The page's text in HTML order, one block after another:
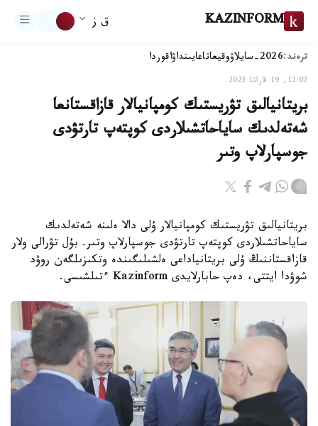
KAZINFORM ق ز
ترەند:2026-سايلاۋ وقيعاتاعايىنداۋاقوردا
12:02, 19 قاراشا 2023
بريتانيالىق تۋريستىك كومپانيالار قازاقستانعا
شەتەلدىك ساياحاتشىلاردى كوپتەپ تارتۋدى
جوسپارلاپ وتىر
بريتانيالىق تۋريستىك كومپانيالار ۇلى دالا ەلىنە شەتەلدىك
ساياحاتشىلاردى كوپتەپ تارتۋدى جوسپارلاپ وتىر. بۇل تۋرالى ولار
قازاقستاننىڭ ۇلى بريتانياداعى ەلشىلىگىندە وتكىزىلگەن روۋد
شوۋدا ايتتى، دەپ حابارلايدى Kazinform ءتىلشىسى.